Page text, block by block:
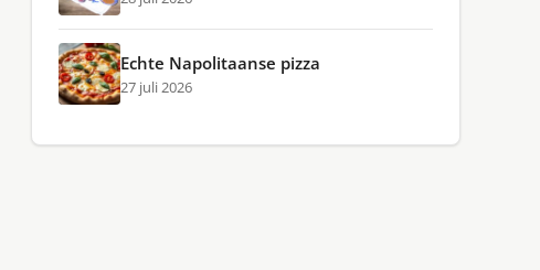
Echte Napolitaanse pizza
27 juli 2026